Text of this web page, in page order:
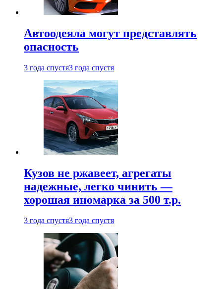
Автоодеяла могут представлять
опасность
3 года спустя3 года спустя
Кузов не ржавеет, агрегаты
надежные, легко чинить —
хорошая иномарка за 500 т.р.
3 года спустя3 года спустя